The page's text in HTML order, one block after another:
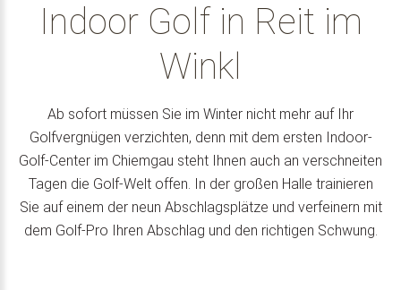
Indoor Golf in Reit im
Winkl
Ab sofort müssen Sie im Winter nicht mehr auf Ihr
Golfvergnügen verzichten, denn mit dem ersten Indoor-
Golf-Center im Chiemgau steht Ihnen auch an verschneiten
Tagen die Golf-Welt offen. In der großen Halle trainieren
Sie auf einem der neun Abschlagsplätze und verfeinern mit
dem Golf-Pro Ihren Abschlag und den richtigen Schwung.